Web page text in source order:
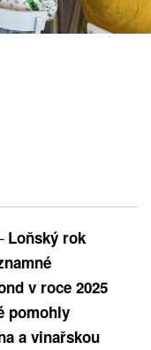
Loňský rok
v roce 2025
pomohly
a vinařskou